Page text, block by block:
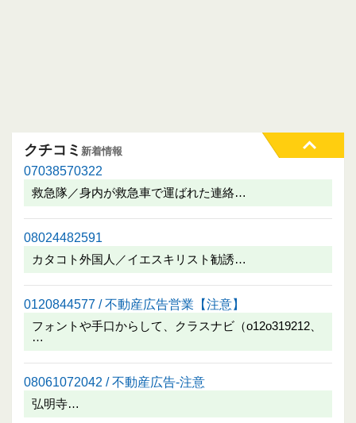
クチコミ 新着情報
07038570322
救急隊／身内が救急車で運ばれた連絡…
08024482591
カタコト外国人／イエスキリスト勧誘…
0120844577 / 不動産広告営業【注意】
フォントや手口からして、クラスナビ（o12o319212、
…
08061072042 / 不動産広告-注意
弘明寺…